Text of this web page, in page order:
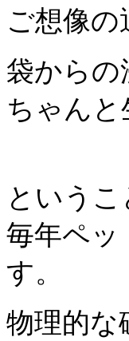
ご想像の
袋からの
ちゃん
というこ
毎年ペッ
す。
物理的な